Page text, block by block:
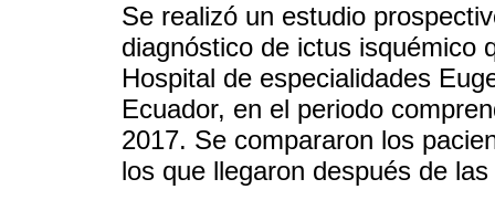
Se realizó un estudio
diagnóstico de ictus isquémico
Hospital de especialidades
Ecuador, en el periodo
2017. Se compararon los
los que llegaron después de